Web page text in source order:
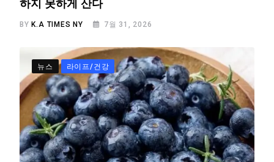
하지 못하게 산다
BY K.A TIMES NY 7월 31, 2026
뉴스 라이프/건강